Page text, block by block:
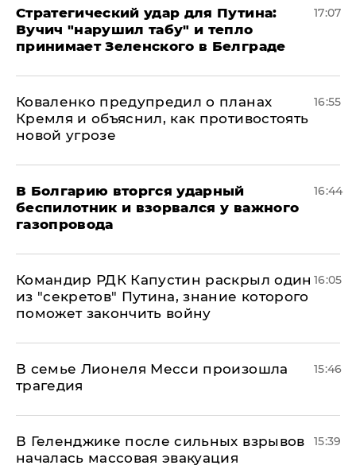
Стратегический удар для Путина:
Вучич "нарушил табу" и тепло
принимает Зеленского в Белграде
17:07
Коваленко предупредил о планах
Кремля и объяснил, как противостоять
новой угрозе
16:55
В Болгарию вторгся ударный
беспилотник и взорвался у важного
газопровода
16:44
Командир РДК Капустин раскрыл один
из "секретов" Путина, знание которого
поможет закончить войну
16:05
В семье Лионеля Месси произошла
трагедия
15:46
В Геленджике после сильных взрывов
началась массовая эвакуация
15:39